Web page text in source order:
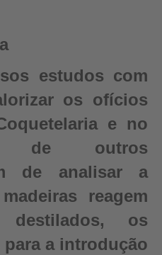
estudos com
os ofícios
e no
de outros
de analisar a
reagem
destilados, os
a introdução